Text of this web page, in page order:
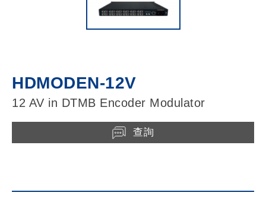
HDMODEN-12V
12 AV in DTMB Encoder Modulator
查詢